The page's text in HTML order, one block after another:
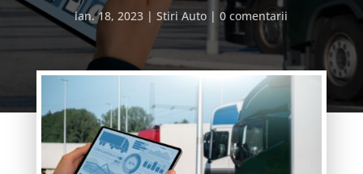
ian. 18, 2023 Stiri Auto 0 comentarii